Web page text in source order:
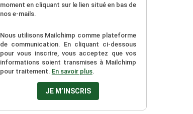
moment en cliquant sur le lien situé en bas de
nos e-mails.
Nous utilisons Mailchimp comme plateforme
de communication. En cliquant ci-dessous
pour vous inscrire, vous acceptez que vos
informations soient transmises à Mailchimp
pour traitement. En savoir plus.